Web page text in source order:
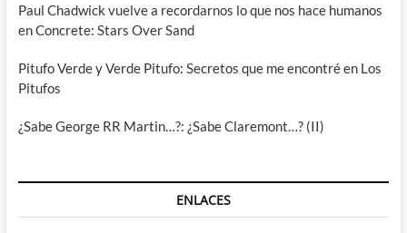
Paul Chadwick vuelve a recordarnos lo que nos hace humanos
en Concrete: Stars Over Sand
Pitufo Verde y Verde Pitufo: Secretos que me encontré en Los
Pitufos
¿Sabe George RR Martin…?: ¿Sabe Claremont…? (II)
ENLACES